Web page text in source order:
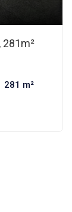
281 m²